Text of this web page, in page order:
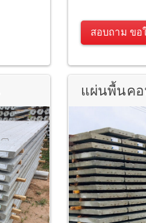
สอบถาม ขอ
แผ่นพื้นคอ